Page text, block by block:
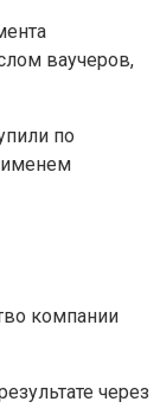
ваучеров,
по
именем
компании
через